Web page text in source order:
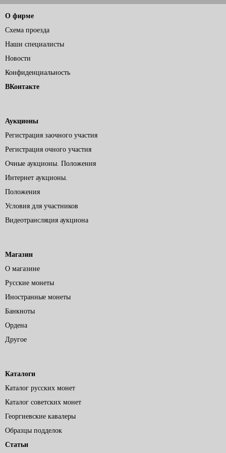
О фирме
Схема проезда
Наши специалисты
Новости
Конфиденциальность
ВКонтакте
Аукционы
Регистрация заочного участия
Регистрация очного участия
Очные аукционы. Положения
Интернет аукционы.
Положения
Условия для участников
Видеотрансляция аукциона
Магазин
О магазине
Русские монеты
Иностранные монеты
Банкноты
Ордена
Другое
Каталоги
Каталог русских монет
Каталог советских монет
Георгиевские кавалеры
Образцы подделок
Статьи